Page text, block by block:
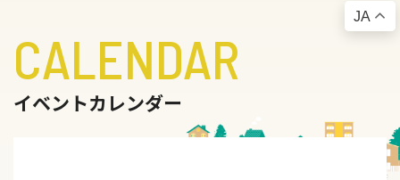
CALENDAR
イベントカレンダー
JA